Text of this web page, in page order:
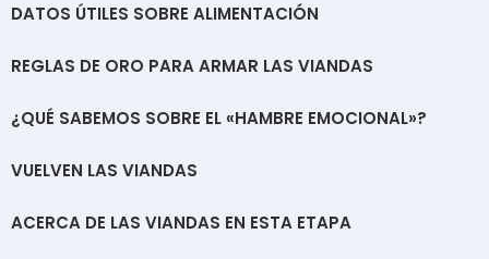
DATOS ÚTILES SOBRE ALIMENTACIÓN
REGLAS DE ORO PARA ARMAR LAS VIANDAS
¿QUÉ SABEMOS SOBRE EL «HAMBRE EMOCIONAL»?
VUELVEN LAS VIANDAS
ACERCA DE LAS VIANDAS EN ESTA ETAPA